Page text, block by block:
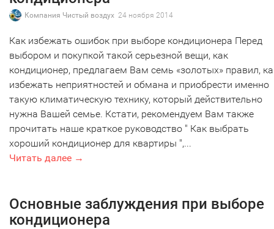
Компания Чистый воздух 24 ноября 2014
Как избежать ошибок при выборе кондиционера Перед
выбором и покупкой такой серьезной вещи, как
кондиционер, предлагаем Вам семь «золотых» правил,
избежать неприятностей и обмана и приобрести именно
такую климатическую технику, который действительно
нужна Вашей семье. Кстати, рекомендуем Вам также
прочитать наше краткое руководство " Как выбрать
хороший кондиционер для квартиры ",...
Читать далее →
Основные заблуждения при выборе
кондиционера